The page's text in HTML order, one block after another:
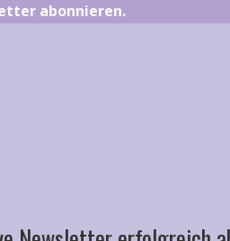
abonnieren.